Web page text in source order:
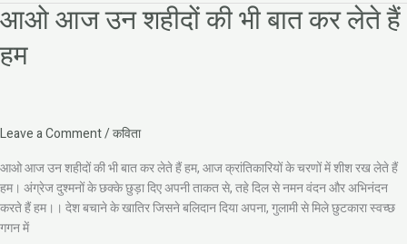
आओ आज उन शहीदों की भी बात कर लेते हैं
हम
Leave a Comment/कविता
आओ आज उन शहीदों की भी बात कर लेते हैं हम, आज क्रांतिकारियों के चरणों में शीश रख लेते हैं
हम। अंग्रेज दुश्मनों के छक्के छुड़ा दिए अपनी ताकत से, तहे दिल से नमन वंदन और अभिनंदन
करते हैं हम।। देश बचाने के खातिर जिसने बलिदान दिया अपना, गुलामी से मिले छुटकारा स्वच्छ
गगन में
आओ
आज
उन
शहीदों
बात
लेते
हैं
हम